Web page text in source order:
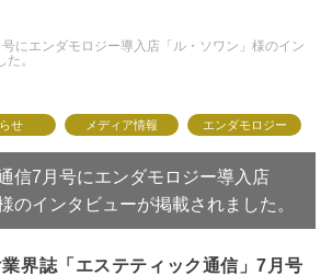
にエンダモロジー導入店「ル・ソワン」様のイン
。
せ メディア情報 エンダモロジー
信7月号にエンダモロジー導入店
のインタビューが掲載されました。
界誌「エステティック通信」7月号